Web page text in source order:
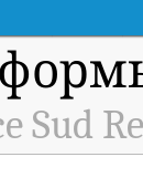
Sud